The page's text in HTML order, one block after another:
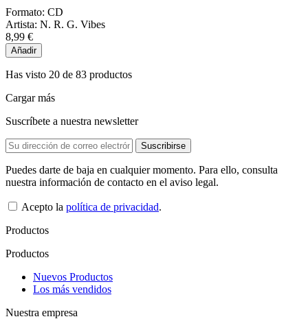
Formato: CD
Artista: N. R. G. Vibes
8,99 €
Añadir
Has visto 20 de 83 productos
Cargar más
Suscríbete a nuestra newsletter
Puedes darte de baja en cualquier momento. Para ello, consulta
nuestra información de contacto en el aviso legal.
Acepto la política de privacidad.
Productos
Productos
Nuevos Productos
Los más vendidos
Nuestra empresa